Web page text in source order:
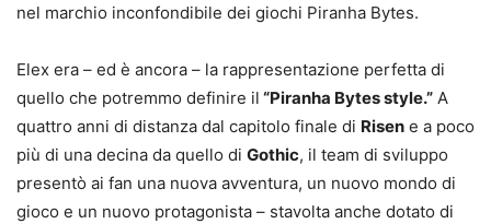
nel marchio inconfondibile dei giochi Piranha Bytes.
Elex era – ed è ancora – la rappresentazione perfetta di
quello che potremmo definire il “Piranha Bytes style.” A
quattro anni di distanza dal capitolo finale di Risen e a poco
più di una decina da quello di Gothic, il team di sviluppo
presentò ai fan una nuova avventura, un nuovo mondo di
gioco e un nuovo protagonista – stavolta anche dotato di